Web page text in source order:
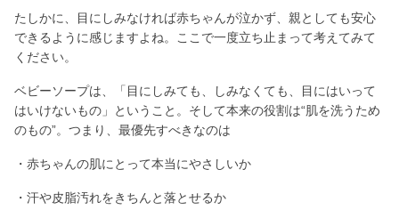
たしかに、目にしみなければ赤ちゃんが泣かず、親としても安心
できるように感じますよね。ここで一度立ち止まって考えてみて
ください。
ベビーソープは、「目にしみても、しみなくても、目にはいって
はいけないもの」ということ。そして本来の役割は“肌を洗うため
のもの”。つまり、最優先すべきなのは
・赤ちゃんの肌にとって本当にやさしいか
・汗や皮脂汚れをきちんと落とせるか